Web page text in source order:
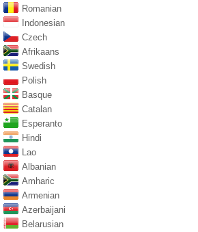
Romanian
Indonesian
Czech
Afrikaans
Swedish
Polish
Basque
Catalan
Esperanto
Hindi
Lao
Albanian
Amharic
Armenian
Azerbaijani
Belarusian